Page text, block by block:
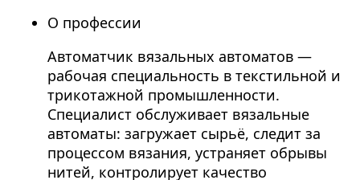
О профессии
Автоматчик вязальных автоматов —
рабочая специальность в текстильной и
трикотажной промышленности.
Специалист обслуживает вязальные
автоматы: загружает сырьё, следит за
процессом вязания, устраняет обрывы
нитей, контролирует качество